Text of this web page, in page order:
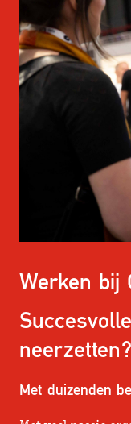
Werken bij
neerzetten?
Met duizenden